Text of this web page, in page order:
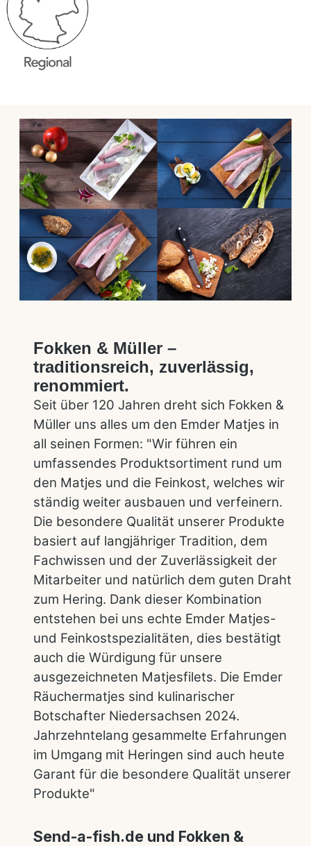
Fokken & Müller –
traditionsreich, zuverlässig,
renommiert.
Seit über 120 Jahren dreht sich Fokken &
Müller uns alles um den Emder Matjes in
all seinen Formen: "Wir führen ein
umfassendes Produktsortiment rund um
den Matjes und die Feinkost, welches wir
ständig weiter ausbauen und verfeinern.
Die besondere Qualität unserer Produkte
basiert auf langjähriger Tradition, dem
Fachwissen und der Zuverlässigkeit der
Mitarbeiter und natürlich dem guten Draht
zum Hering. Dank dieser Kombination
entstehen bei uns echte Emder Matjes-
und Feinkostspezialitäten, dies bestätigt
auch die Würdigung für unsere
ausgezeichneten Matjesfilets. Die Emder
Räuchermatjes sind kulinarischer
Botschafter Niedersachsen 2024.
Jahrzehntelang gesammelte Erfahrungen
im Umgang mit Heringen sind auch heute
Garant für die besondere Qualität unserer
Produkte"
Send-a-fish.de und Fokken &